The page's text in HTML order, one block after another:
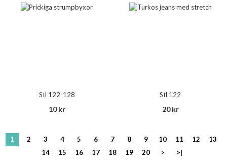
Stl 122-128
10 kr
Stl 122
20 kr
1 2 3 4 5 6 7 8 9 10 11 12
13
14
15 16 17 18 19 20 > >|